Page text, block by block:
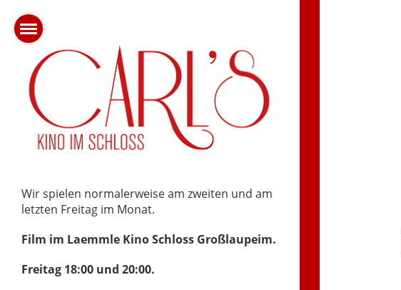
Wir spielen normalerweise am zweiten und am
letzten Freitag im Monat.
Film im Laemmle Kino Schloss Großlaupeim.
Freitag 18:00 und 20:00.